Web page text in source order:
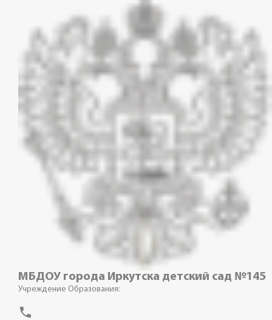
МБДОУ города Иркутска детский сад №145
Учреждение Образования:
phone